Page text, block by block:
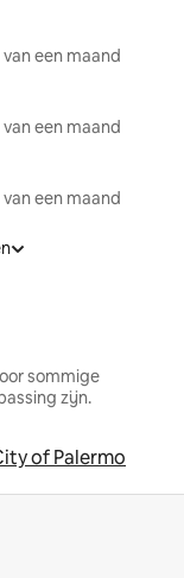
een maand
een maand
een maand
sommige
zijn.
of Palermo